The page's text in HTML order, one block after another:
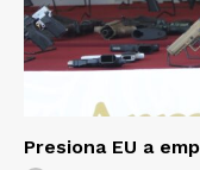
Presiona EU a